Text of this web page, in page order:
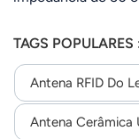
conectores
TAGS POPULARES
Antena RFID Do
Antena Cerâmica